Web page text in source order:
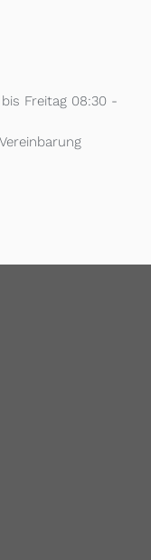
Freitag 08:30 -